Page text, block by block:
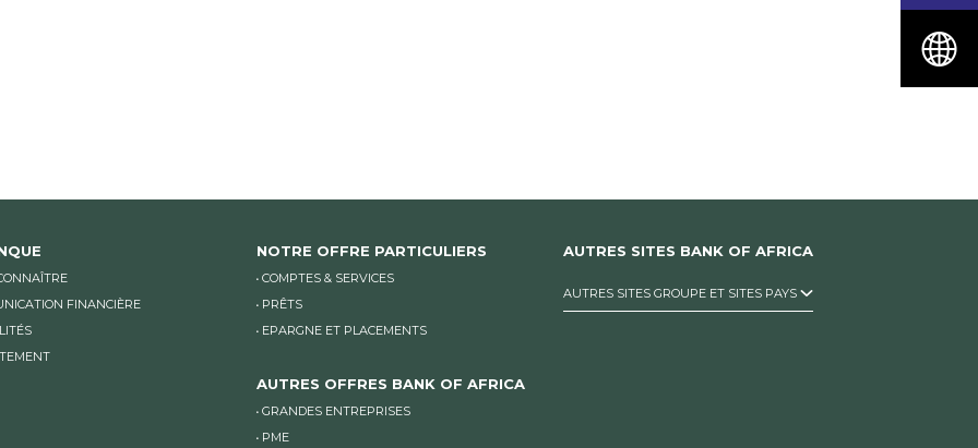
FINANCIÈRE
NOTRE OFFRE PARTICULIERS
COMPTES & SERVICES
PRÊTS
EPARGNE ET PLACEMENTS
AUTRES OFFRES BANK OF AFRICA
GRANDES ENTREPRISES
PME
AUTRES SITES BANK OF AFRICA
AUTRES SITES GROUPE ET SITES PAYS